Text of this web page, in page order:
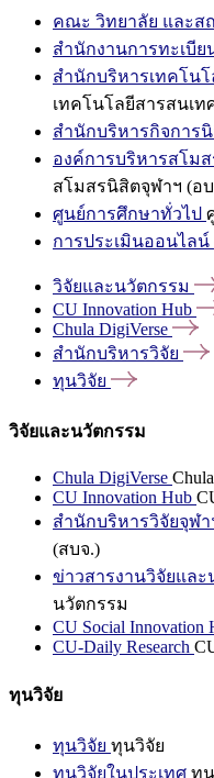
คณะ วิทยาลัย และส
สำนักงานการทะเบีย
สำนักบริหารเทคโน
เทคโนโลยีสารสนเท
สำนักบริหารกิจการ
องค์การบริหารสโม
สโมสรนิสิตจุฬาฯ (อ
ศูนย์การศึกษาทั่วไป
การประเมินออนไลน์
วิจัยและนวัตกรรม
CU Innovation Hub
Chula DigiVerse
สำนักบริหารวิจัย
ทุนวิจัย
วิจัยและนวัตกรรม
Chula DigiVerse
CU Innovation Hub
สำนักบริหารวิจัยจุฬา
(สบจ.)
ข่าวสารงานวิจัยและ
นวัตกรรม
CU Social Innovation
CU-Daily Research
ทุนวิจัย
ทุนวิจัย ทุนวิจัย
ทุนวิจัยในประเทศ ทุ